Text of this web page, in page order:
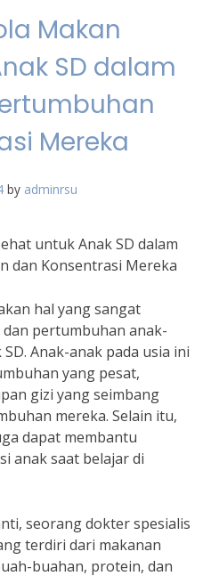
Makan
SD dalam
Mereka
by adminrsu
untuk Anak SD dalam
dan Konsentrasi Mereka
hal yang sangat
pertumbuhan anak-
Anak-anak pada usia ini
yang pesat,
gizi yang seimbang
mereka. Selain itu,
dapat membantu
anak saat belajar di
seorang dokter spesialis
terdiri dari makanan
buahan, protein, dan